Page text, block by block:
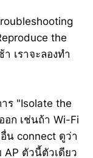
the
เราจะลองทำ
ร "Isolate the
อก เช่นถ้า Wi-Fi
น connect ดูว่า
ตัวนี้ตัวเดียว